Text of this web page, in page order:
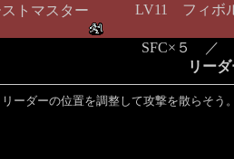
LV11 フィボ
トマスター
SFC×５ ／
リー
ーダーの位置を調整して攻撃を散らそう。